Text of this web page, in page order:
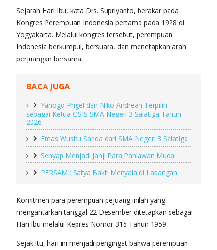
Sejarah Hari Ibu, kata Drs. Supriyanto, berakar pada
Kongres Perempuan Indonesia pertama pada 1928 di
Yogyakarta. Melalui kongres tersebut, perempuan
Indonesia berkumpul, bersuara, dan menetapkan arah
perjuangan bersama.
BACA JUGA
Yahogo Prigel dan Niko Andrean Terpilih
sebagai Ketua OSIS SMA Negeri 3 Salatiga Tahun
2026
Emas Wushu Sanda dari SMA Negeri 3 Salatiga
Senyap Menjadi Janji Para Pahlawan Muda
PERSAMI: Satya Bakti Menyala di Lapangan
Komitmen para perempuan pejuang inilah yang
mengantarkan tanggal 22 Desember ditetapkan sebagai
Hari Ibu melalui Kepres Nomor 316 Tahun 1959.
Sejak itu, hari ini menjadi pengingat bahwa perempuan